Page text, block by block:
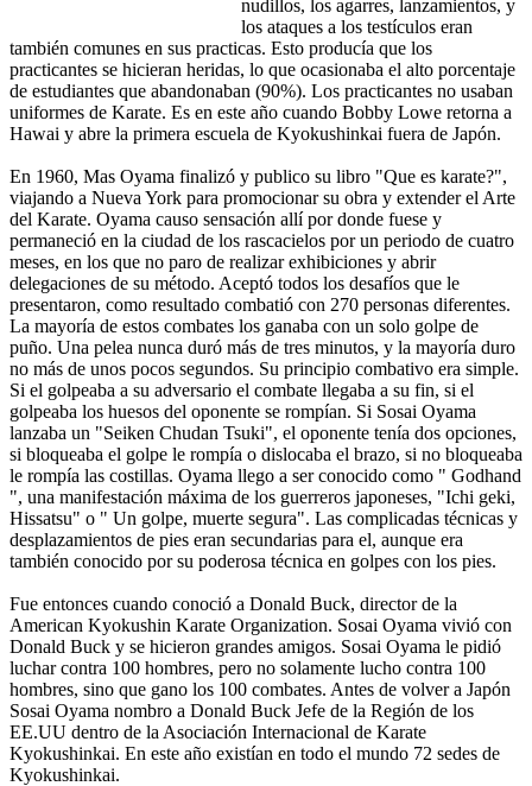
nudillos, los agarres, lanzamientos, y
los ataques a los testículos eran
también comunes en sus practicas. Esto producía que los
practicantes se hicieran heridas, lo que ocasionaba el alto porcentaje
de estudiantes que abandonaban (90%). Los practicantes no usaban
uniformes de Karate. Es en este año cuando Bobby Lowe retorna a
Hawai y abre la primera escuela de Kyokushinkai fuera de Japón.
En 1960, Mas Oyama finalizó y publico su libro "Que es karate?",
viajando a Nueva York para promocionar su obra y extender el Arte
del Karate. Oyama causo sensación allí por donde fuese y
permaneció en la ciudad de los rascacielos por un periodo de cuatro
meses, en los que no paro de realizar exhibiciones y abrir
delegaciones de su método. Aceptó todos los desafíos que le
presentaron, como resultado combatió con 270 personas diferentes.
La mayoría de estos combates los ganaba con un solo golpe de
puño. Una pelea nunca duró más de tres minutos, y la mayoría duro
no más de unos pocos segundos. Su principio combativo era simple.
Si el golpeaba a su adversario el combate llegaba a su fin, si el
golpeaba los huesos del oponente se rompían. Si Sosai Oyama
lanzaba un "Seiken Chudan Tsuki", el oponente tenía dos opciones,
si bloqueaba el golpe le rompía o dislocaba el brazo, si no bloqueaba
le rompía las costillas. Oyama llego a ser conocido como " Godhand
", una manifestación máxima de los guerreros japoneses, "Ichi geki,
Hissatsu" o " Un golpe, muerte segura". Las complicadas técnicas y
desplazamientos de pies eran secundarias para el, aunque era
también conocido por su poderosa técnica en golpes con los pies.
Fue entonces cuando conoció a Donald Buck, director de la
American Kyokushin Karate Organization. Sosai Oyama vivió con
Donald Buck y se hicieron grandes amigos. Sosai Oyama le pidió
luchar contra 100 hombres, pero no solamente lucho contra 100
hombres, sino que gano los 100 combates. Antes de volver a Japón
Sosai Oyama nombro a Donald Buck Jefe de la Región de los
EE.UU dentro de la Asociación Internacional de Karate
Kyokushinkai. En este año existían en todo el mundo 72 sedes de
Kyokushinkai.